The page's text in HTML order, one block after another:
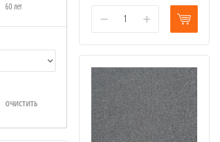
60 лет
ОЧИСТИТЬ
− +